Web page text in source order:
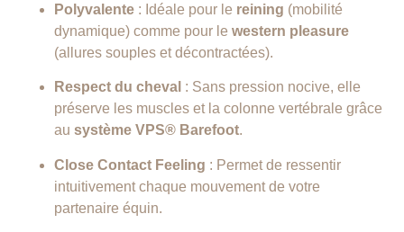
Polyvalente : Idéale pour le reining (mobilité
dynamique) comme pour le western pleasure
(allures souples et décontractées).
Respect du cheval : Sans pression nocive, elle
préserve les muscles et la colonne vertébrale grâce
au système VPS® Barefoot.
Close Contact Feeling : Permet de ressentir
intuitivement chaque mouvement de votre
partenaire équin.